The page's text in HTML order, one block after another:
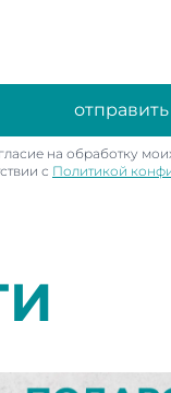
отправить
на обработку
с Политикой